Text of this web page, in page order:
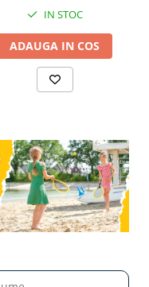
IN STOC
ADAUGA IN COS